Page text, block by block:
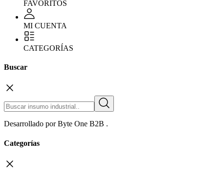
FAVORITOS
MI CUENTA
CATEGORÍAS
Buscar
Desarrollado porByte One B2B .
Categorías